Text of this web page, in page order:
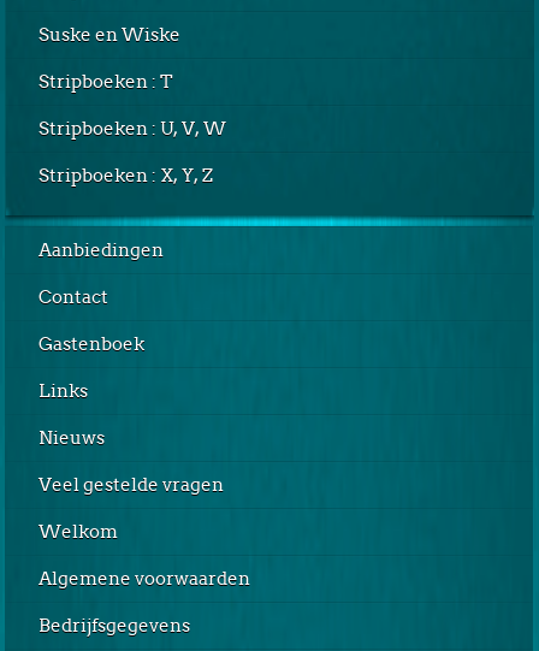
Suske en Wiske
Stripboeken : T
Stripboeken : U, V, W
Stripboeken : X, Y, Z
Aanbiedingen
Contact
Gastenboek
Links
Nieuws
Veel gestelde vragen
Welkom
Algemene voorwaarden
Bedrijfsgegevens